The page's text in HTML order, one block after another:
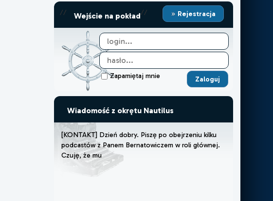
// Wejście na pokład// Rejestracja
Zapamiętaj mnie
Wiadomość z okrętu Nautilus
[KONTAKT] Dzień dobry. Piszę po obejrzeniu kilku
podcastów z Panem Bernatowiczem w roli głównej.
Czuję, że muszę lub